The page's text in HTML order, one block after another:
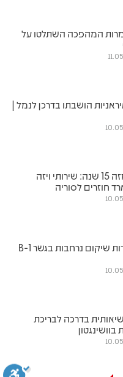
המהפכה השתלטו על
הושבתו בדרכן לנמל |
לראשונה מזה 15 שנה: שירותי ויזה
חוזרים לסוריה
תיעוד: עבודות שיקום נרחבות בגשר B-1
בדרכה לבריכת